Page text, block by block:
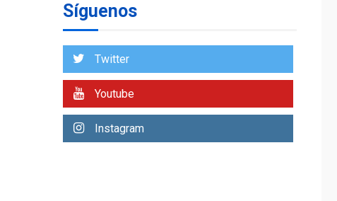
2
Gobierno nacional y
respaldaron desde el
terremotos del 24J
Duque
Síguenos
Twitter
Youtube
Instagram